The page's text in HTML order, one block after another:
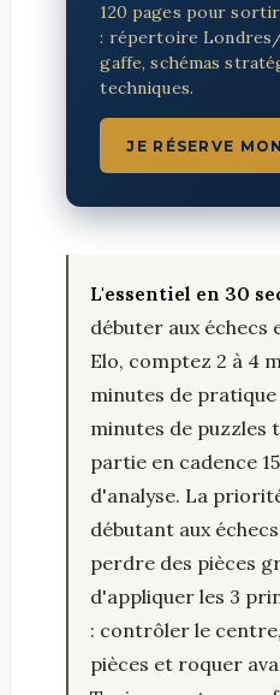
120 pages pour
: répertoire
gaffe, schémas
techniques.
JE RÉSERVE
L'essentiel en 30
débuter aux échecs
Elo, comptez 2 à 4
minutes de
minutes de puzzles
partie en cadence
d'analyse. La
débutant aux
perdre des pièces
d'appliquer les 3
: contrôler le
pièces et roquer